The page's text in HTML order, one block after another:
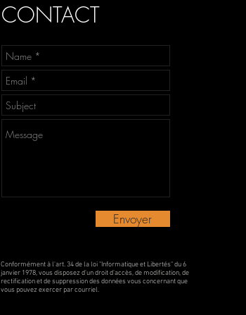
CONTACT
Envoyer
Conformément à l'art. 34 de la loi "Informatique et Libertés" du 6
janvier 1978, vous disposez d'un droit d'accès, de modification, de
rectification et de suppression des données vous concernant que
vous pouvez exercer par courriel.